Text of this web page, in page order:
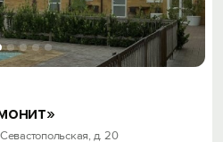
д. 20